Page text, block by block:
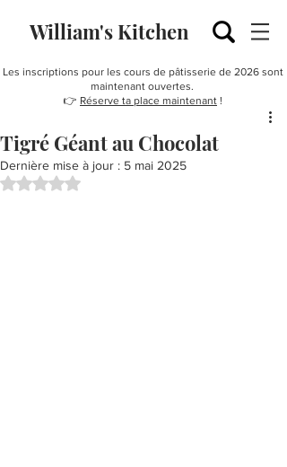
William's Kitchen
Les inscriptions pour les cours de pâtisserie de 2026 sont
maintenant ouvertes.
👉 Réserve ta place maintenant !
Tigré Géant au Chocolat
Dernière mise à jour : 5 mai 2025
Noté NaN étoiles sur 5.